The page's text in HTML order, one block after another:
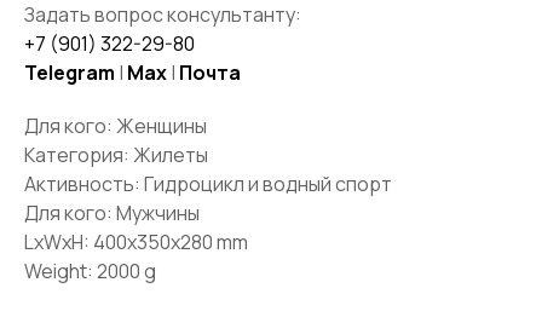
Задать вопрос консультанту:
+7 (901) 322-29-80
Telegram | Max| Почта
Для кого: Женщины
Категория: Жилеты
Активность: Гидроцикл и водный спорт
Для кого: Мужчины
LxWxH: 400x350x280 mm
Weight: 2000 g
ПОКУПАТЕЛЯМ
ДОСТАВКА И ОПЛАТА
ВОЗВРАТ И ОБМЕН
ПОДАРОЧНЫЕ СЕРТИФИКАТЫ
КОНТАКТЫ